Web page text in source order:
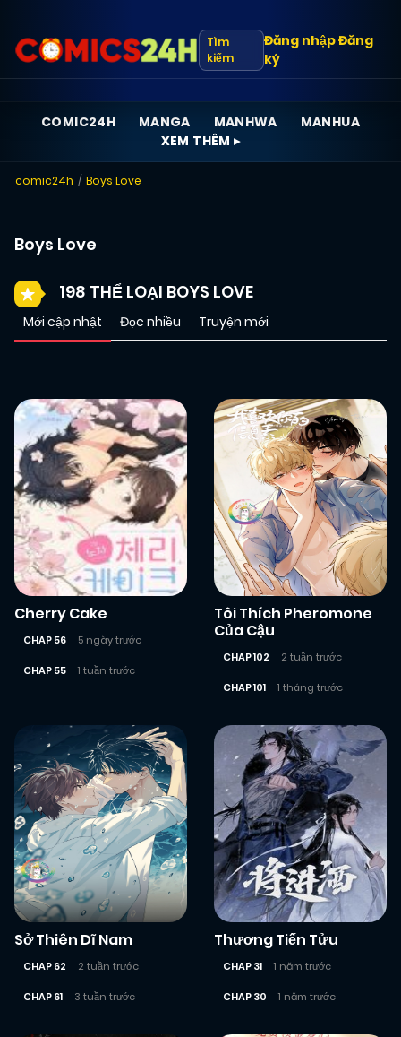
Tìm
kiếm
Đăng nhậpĐăng
ký
COMIC24H MANGA MANHWA
MANHUA
XEM THÊM ▸
comic24h Boys Love
Boys Love
198 THỂ LOẠI BOYS LOVE
Mới cập nhật Đọc nhiều Truyện mới
Cherry Cake
CHAP 56 5 ngày trước
CHAP 55 1 tuần trước
Tôi Thích Pheromone
Của Cậu
CHAP 102 2 tuần trước
CHAP 101 1 tháng trước
Sở Thiên Dĩ Nam
CHAP 62 2 tuần trước
CHAP 61 3 tuần trước
Thương Tiến Tửu
CHAP 31 1 năm trước
CHAP 30 1 năm trước